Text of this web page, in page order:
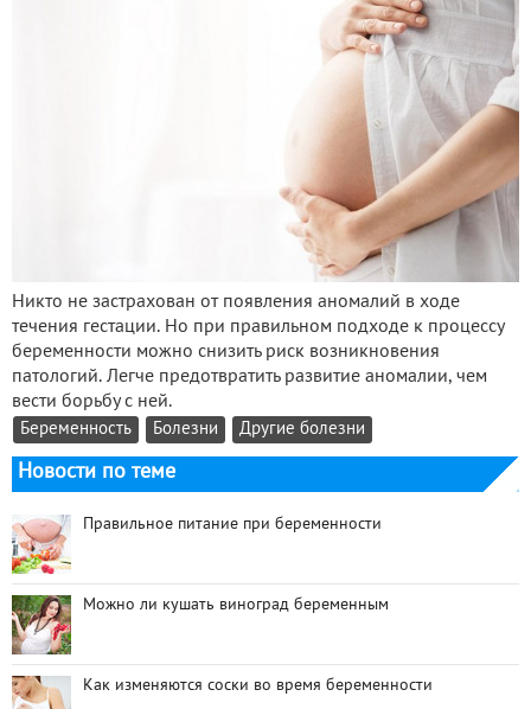
Никто не застрахован от появления аномалий в ходе
течения гестации. Но при правильном подходе к процессу
беременности можно снизить риск возникновения
патологий. Легче предотвратить развитие аномалии, чем
вести борьбу с ней.
Беременность Болезни Другие болезни
Новости по теме
Правильное питание при беременности
Можно ли кушать виноград беременным
Как изменяются соски во время беременности